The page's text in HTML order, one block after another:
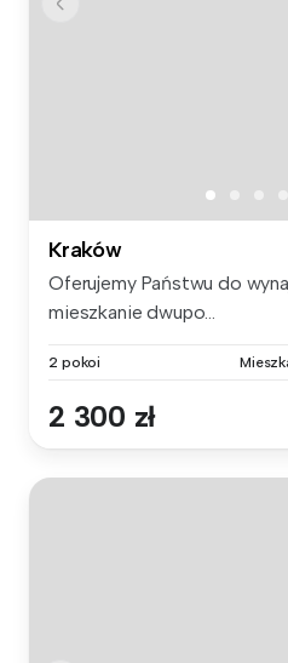
Kraków
Oferujemy Państwu do
mieszkanie dwupo...
2 pokoi
2 300 zł